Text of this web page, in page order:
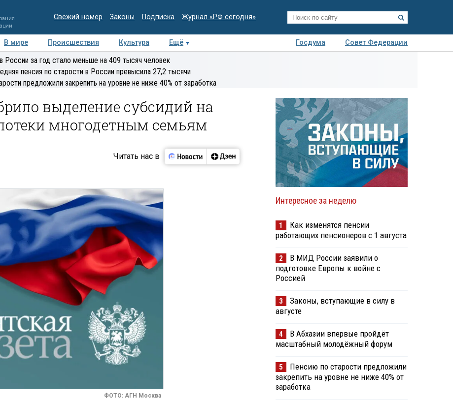
Свежий номер Законы Подписка Журнал «РФ сегодня»
В мире Происшествия Культура Ещё Госдума
Совет Федерации
Медиацентр Интервью Колумнисты
России за год стало меньше на 409 тысяч человек
пенсия по старости в России превысила 27,2 тысячи
предложили закрепить на уровне не ниже 40% от заработка
выделение субсидий на
многодетным семьям
Читать нас в
ФОТО: АГН Москва
Интересное за неделю
1
Как изменятся пенсии
работающих пенсионеров с 1 августа
2
В МИД России заявили о
подготовке Европы к войне с
Россией
3
Законы, вступающие в силу в
августе
4
В Абхазии впервые пройдёт
масштабный молодёжный форум
5
Пенсию по старости предложили
закрепить на уровне не ниже 40% от
заработка